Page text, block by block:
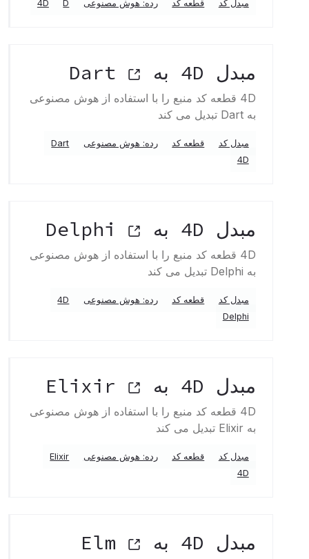
مبدل کد قطعه کد رده: هوش مصنوعی D
4D
مبدل 4D به Dart
4D قطعه کد منبع را با استفاده از هوش مصنوعی
به Dart تبدیل می کند
مبدل کد قطعه کد رده: هوش مصنوعی
Dart
4D
مبدل 4D به Delphi
4D قطعه کد منبع را با استفاده از هوش مصنوعی
به Delphi تبدیل می کند
مبدل کد قطعه کد رده: هوش مصنوعی
4D
Delphi
مبدل 4D به Elixir
4D قطعه کد منبع را با استفاده از هوش مصنوعی
به Elixir تبدیل می کند
مبدل کد قطعه کد رده: هوش مصنوعی
Elixir
4D
مبدل 4D به Elm